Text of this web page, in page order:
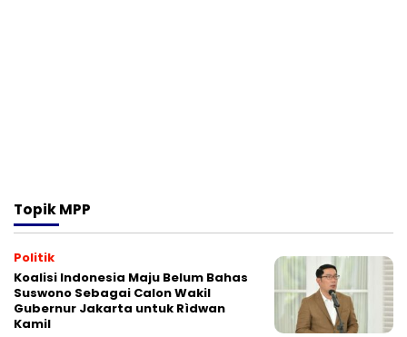
TopikMPP
Politik
Koalisi Indonesia Maju Belum Bahas
Suswono Sebagai Calon Wakil
Gubernur Jakarta untuk Rìdwan
Kamil